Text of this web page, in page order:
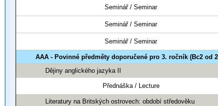
Seminář / Seminar
Seminář / Seminar
Seminář / Seminar
AAA - Povinné předměty doporučené pro 3. ročník (Bc2 od
Dějiny anglického jazyka II
Přednáška / Lecture
Literatury na Britských ostrovech: období středověku